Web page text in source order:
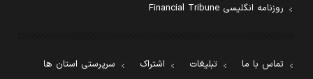
روزنامه انگلیسی Financial Tribune
تماس با ما تبلیغات اشتراک
سرپرستی استان ها